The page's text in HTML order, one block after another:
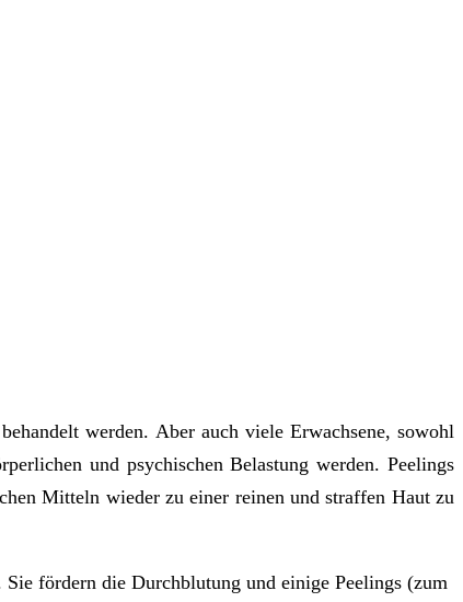
werden. Aber auch viele Erwachsene, sowohl
und psychischen Belastung werden. Peelings
Mitteln wieder zu einer reinen und straffen Haut zu
fördern die Durchblutung und einige Peelings (zum